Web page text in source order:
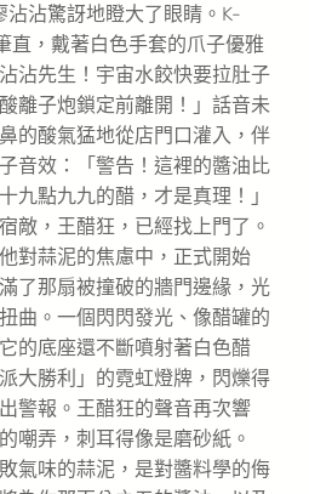
沾驚訝地瞪大了眼睛。K-
直，戴著白色手套的爪子優雅
沾先生！宇宙水餃快要拉肚子
離子炮鎖定前離開！」話音未
的酸氣猛地從店門口灌入，伴
音效：「警告！這裡的醬油比
九點九九的醋，才是真理！」
敵，王醋狂，已經找上門了。
對蒜泥的焦慮中，正式開始
了那扇被撞破的牆門邊緣，光
曲。一個閃閃發光、像醋罐的
的底座還不斷噴射著白色醋
大勝利」的霓虹燈牌，閃爍得
警報。王醋狂的聲音再次響
嘲弄，刺耳得像是磨砂紙。
氣味的蒜泥，是對醬料學的侮